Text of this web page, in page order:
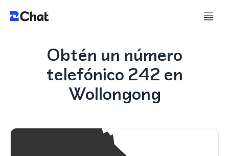
Obtén un número
telefónico 242 en
Wollongong